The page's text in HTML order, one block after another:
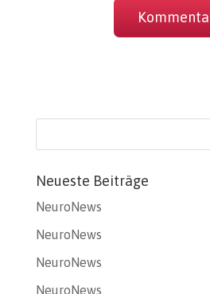
Neueste Beiträge
NeuroNews
NeuroNews
NeuroNews
NeuroNews